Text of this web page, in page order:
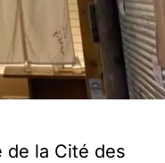
de la Cité des